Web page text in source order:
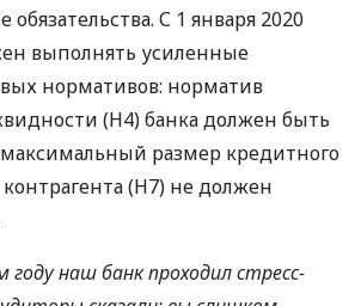
С 1 января 2020
выполнять усиленные
нормативов: норматив
(Н4) банка должен быть
размер кредитного
(Н7) не должен
году наш банк проходил стресс-